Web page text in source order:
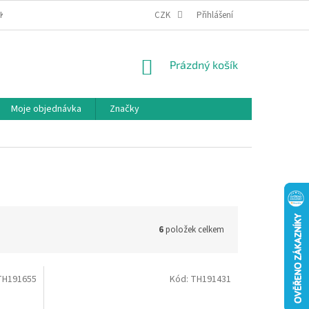
COOKIES CZK Přihlášení
NÁKUPNÍ
Prázdný košík
Moje objednávka Značky
6položek celkem
Kód: TH191431